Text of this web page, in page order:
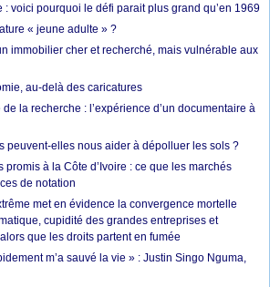
: voici pourquoi le défi parait plus grand qu’en 1969
« jeune adulte » ?
immobilier cher et recherché, mais vulnérable aux
au-delà des caricatures
la recherche : l’expérience d’un documentaire à
peuvent-elles nous aider à dépolluer les sols ?
à la Côte d’Ivoire : ce que les marchés
de notation
met en évidence la convergence mortelle
cupidité des grandes entreprises et
que les droits partent en fumée
m’a sauvé la vie » : Justin Singo Nguma,